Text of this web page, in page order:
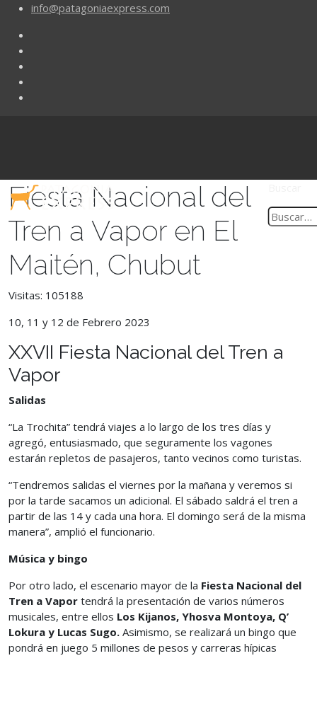
info@patagoniaexpress.com
Fiesta Nacional del
Tren a Vapor en El
Maitén, Chubut
Visitas: 105188
10, 11 y 12 de Febrero 2023
XXVII Fiesta Nacional del Tren a
Vapor
Salidas
“La Trochita” tendrá viajes a lo largo de los tres días y
agregó, entusiasmado, que seguramente los vagones
estarán repletos de pasajeros, tanto vecinos como turistas.
“Tendremos salidas el viernes por la mañana y veremos si
por la tarde sacamos un adicional. El sábado saldrá el tren a
partir de las 14 y cada una hora. El domingo será de la misma
manera”, amplió el funcionario.
Música y bingo
Por otro lado, el escenario mayor de la Fiesta Nacional del
Tren a Vapor tendrá la presentación de varios números
musicales, entre ellos Los Kijanos, Yhosva Montoya, Q’
Lokura y Lucas Sugo. Asimismo, se realizará un bingo que
pondrá en juego 5 millones de pesos y carreras hípicas